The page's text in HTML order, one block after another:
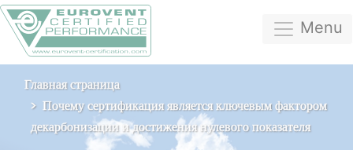
Menu
Главная страница
Почему сертификация является ключевым фактором
декарбонизации и достижения нулевого показателя